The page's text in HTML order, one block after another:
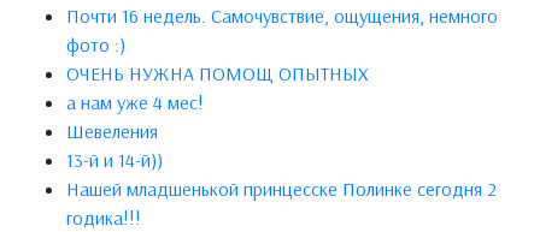
Почти 16 недель. Самочувствие, ощущения, немного
фото :)
ОЧЕНЬ НУЖНА ПОМОЩ ОПЫТНЫХ
а нам уже 4 мес!
Шевеления
13-й и 14-й))
Нашей младшенькой принцесске Полинке сегодня 2
годика!!!